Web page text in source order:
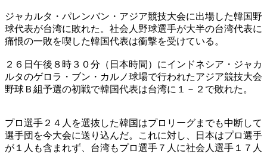
ジャカルタ・パレンバン・アジア競技大会に出場した韓国野
球代表が台湾に敗れた。社会人野球選手が大半の台湾代表に
痛恨の一敗を喫した韓国代表は衝撃を受けている。
２６日午後８時３０分（日本時間）にインドネシア・ジャカ
ルタのゲロラ・ブン・カルノ球場で行われたアジア競技大会
野球Ｂ組予選の初戦で韓国代表は台湾に１－２で敗れた。
プロ選手２４人を選抜した韓国はプロリーグまでも中断して
選手団を今大会に送り込んだ。これに対し、日本はプロ選手
が１人も含まれず、台湾もプロ選手７人に社会人選手１７人